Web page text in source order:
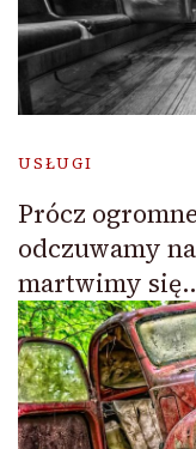
USŁUGI
Prócz
odczuwamy
martwimy